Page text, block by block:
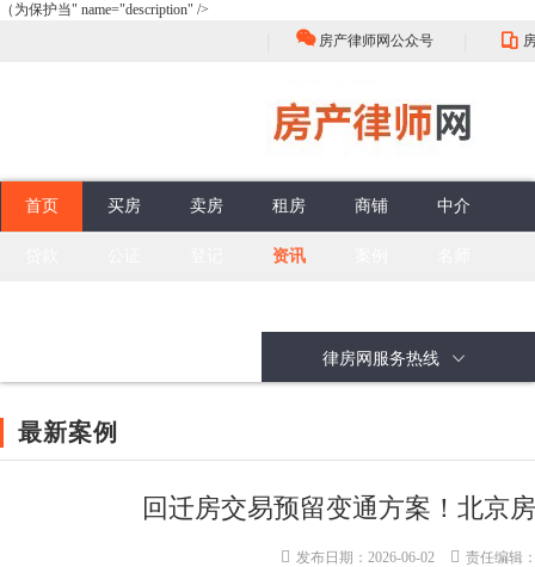
（为保护当" name="description" />
房产律师网公众号
首页 买房
合同订立程序
卖房
签约前准备
租房 商铺 中介
权利与义务
资讯
律房网服务热线
最新案例
回迁房交易预留变通方案！北京
发布日期：2026-06-02 责任编辑